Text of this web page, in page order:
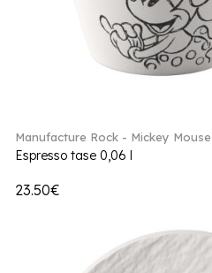
Manufacture Rock - Mickey Mouse
Espresso tase 0,06 l
23.50€